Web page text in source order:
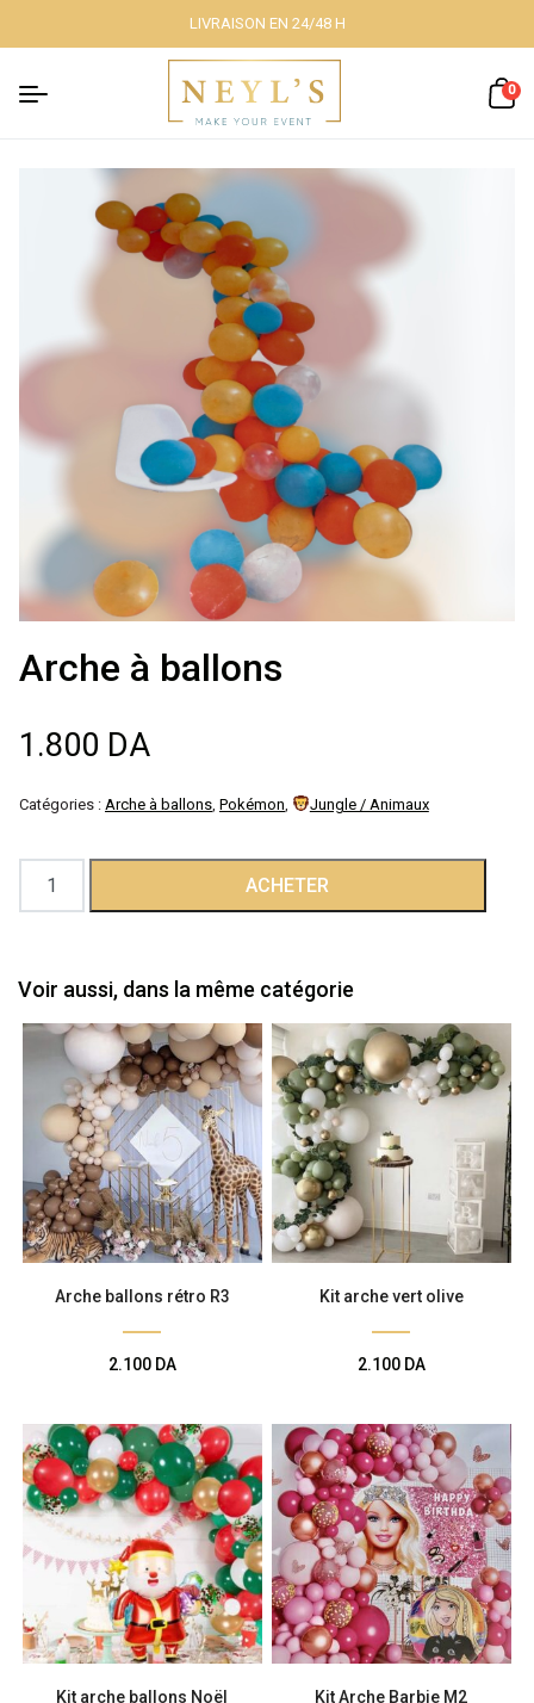
Nos packs
Décoration
lumineuse
Décoration à
thème
Décoration de
salle
Décoration de
table
Accessoires
Déguisements
LIVRAISON EN 24/48 H
0
Arche à ballons
1.800 DA
Catégories : Arche à ballons Pokémon Jungle / Animaux
quantité
de
ballons
ACHETER
Voir aussi, dans la même catégorie
Arche ballons rétro R3
2.100 DA
Kit arche vert olive
2.100 DA
Kit arche ballons Noël Kit Arche Barbie M2